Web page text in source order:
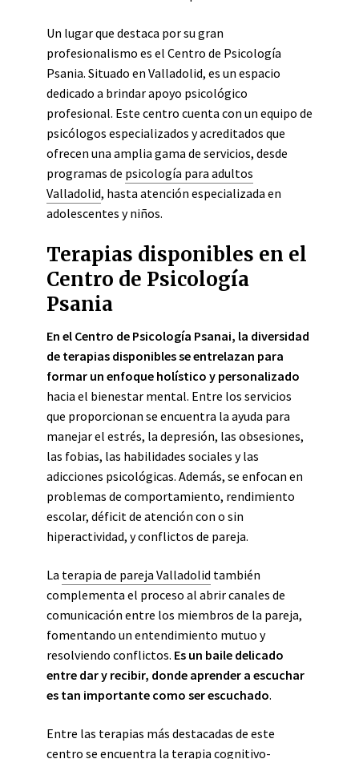
Un lugar que destaca por su gran
profesionalismo es el Centro de Psicología
Psania. Situado en Valladolid, es un espacio
dedicado a brindar apoyo psicológico
profesional. Este centro cuenta con un equipo de
psicólogos especializados y acreditados que
ofrecen una amplia gama de servicios, desde
programas de psicología para adultos
Valladolid, hasta atención especializada en
adolescentes y niños.
Terapias disponibles en el
Centro de Psicología
Psania
En el Centro de Psicología Psanai, la diversidad
de terapias disponibles se entrelazan para
formar un enfoque holístico y personalizado
hacia el bienestar mental. Entre los servicios
que proporcionan se encuentra la ayuda para
manejar el estrés, la depresión, las obsesiones,
las fobias, las habilidades sociales y las
adicciones psicológicas. Además, se enfocan en
problemas de comportamiento, rendimiento
escolar, déficit de atención con o sin
hiperactividad, y conflictos de pareja.
La terapia de pareja Valladolid también
complementa el proceso al abrir canales de
comunicación entre los miembros de la pareja,
fomentando un entendimiento mutuo y
resolviendo conflictos. Es un baile delicado
entre dar y recibir, donde aprender a escuchar
es tan importante como ser escuchado.
Entre las terapias más destacadas de este
centro se encuentra la terapia cognitivo-